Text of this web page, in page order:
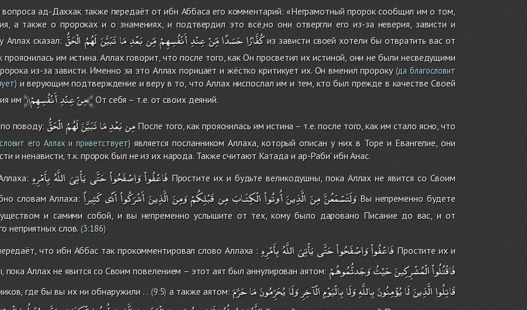
вопроса ад-Даххак также передаёт от ибн Аббаса его комментарий: «Неграмотный пророк сообщил им о том,
а также о пророках и о знамениях, и подтвердил это всё,но они отвергли его из-за неверия, зависти и
Аллах сказал:
كُفَّارًاحَسَدًامِّنْعِنْدِأَنْفُسِهِمْمِّنبَعْدِمَاتَبَيَّنَلَهُمُالْحَقُّ
из зависти своей хотели бы отвратить вас от
прояснилась им истина. Аллах говорит, что после того, как Он просветил их истиной, они не были несведущими
из-за зависти. Именно за это Аллах порицает и жёстко критикует их. Он вменил пророку(да благословит
и верующим подтверждение и веру в то, что Аллах ниспослал им и тем, кто был прежде в качестве Своей
им
﴿مِنْعِنْدِ أَنْفُسِهِمْ﴾От себя – т.е. от своих деяний.
поводу: مِنبَعْدِمَاتَبَيَّنَلَهُمُالْحَقُّ
После того, как прояснилась им истина – т.е. после того, как им стало ясно, что
его Аллах и приветствует)является посланником Аллаха, который описан у них в Торе и Евангелие, они
и ненависти, т.к. пророк был не из их народа. Также считают Катада и ар-Раби’ ибн Анас.
فَاعْفُواْوَاصْفَحُواْحَتَّىيَأْتِىَاللَّهُبِأَمْرِهِ
Простите их и будьте великодушны, пока Аллах не явится со Своим
словам Аллаха:
وَلَتَسْمَعُنَّمِنَالَّذِينَأُوتُواْالْكِتَـابَ مِنقَبْلِكُمْوَمِنَ الَّذِينَأَشْرَكُواْأَذًىكَثِيراً
Вы непременно будете
и самими собой, и вы непременно услышите от тех, кому было даровано Писание до вас, и от
неприятных слов. (3:186)
что ибн Аббас так прокомментировал слово Аллаха : فَاعْفُواْوَاصْفَحُواْحَتَّىيَأْتِىَاللَّهُبِأَمْرِهِ
Простите их и
пока Аллах не явится со Своим повелением – этот аят был аннулирован аятом:
فَاقْتُلُواْالْمُشْرِكِينَحَيْثُوَجَدتُّمُوهُمْ
где бы вы их ни обнаружили . . (9:5) а также аятом: قَاتِلُواالَّذِينَلَايُؤْمِنُونَبِاللَّهِوَلَابِالْيَوْمِالْآخِرِوَلَايُحَرِّمُونَمَاحَرَّمَ